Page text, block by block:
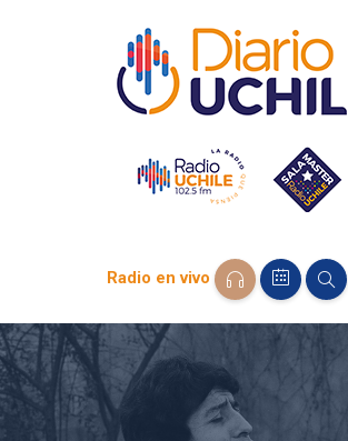
Radio en vivo